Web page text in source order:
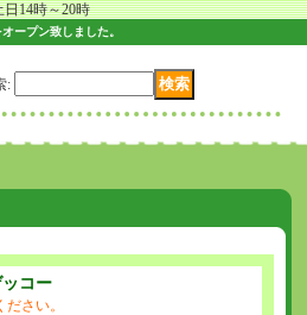
時～20時
ープン致しました。
:
ッコー
ださい。